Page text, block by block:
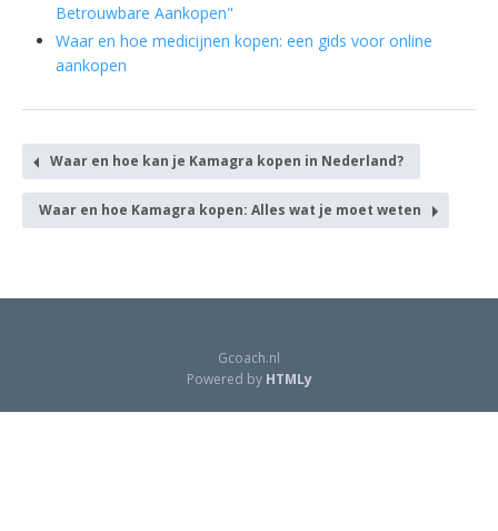
Betrouwbare Aankopen"
Waar en hoe medicijnen kopen: een gids voor online
aankopen
Waar en hoe kan je Kamagra kopen in Nederland?
Waar en hoe Kamagra kopen: Alles wat je moet weten
Gcoach.nl
Powered by HTMLy